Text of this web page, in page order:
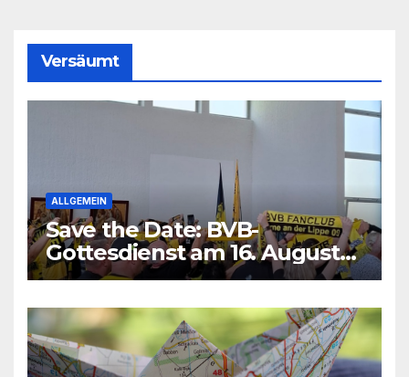
Versäumt
ALLGEMEIN
Save the Date: BVB-
Gottesdienst am 16. August
2026